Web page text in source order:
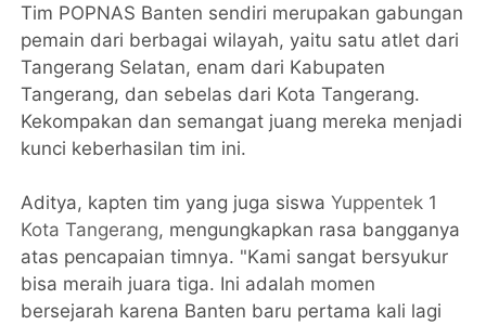
Tim POPNAS Banten sendiri merupakan gabungan
pemain dari berbagai wilayah, yaitu satu atlet dari
Tangerang Selatan, enam dari Kabupaten
Tangerang, dan sebelas dari Kota Tangerang.
Kekompakan dan semangat juang mereka menjadi
kunci keberhasilan tim ini.
Aditya, kapten tim yang juga siswaYuppentek 1
Kota Tangerang, mengungkapkan rasa bangganya
atas pencapaian timnya. "Kami sangat bersyukur
bisa meraih juara tiga. Ini adalah momen
bersejarah karena Banten baru pertama kali lagi